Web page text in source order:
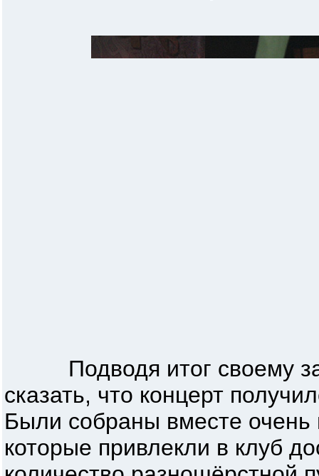
Подводя итог своему
сказать, что концерт
Были собраны вместе очень
которые привлекли в клуб